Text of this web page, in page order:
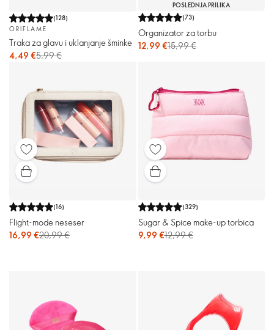
(128)
ORIFLAME
Traka za glavu i uklanjanje šminke
4,49 €5,99 €
POSLEDNJA PRILIKA
(73)
Organizator za torbu
12,99 €15,99 €
(16)
Flight-mode neseser
16,99 €20,99 €
(329)
Sugar & Spice make-up torbica
9,99 €12,99 €